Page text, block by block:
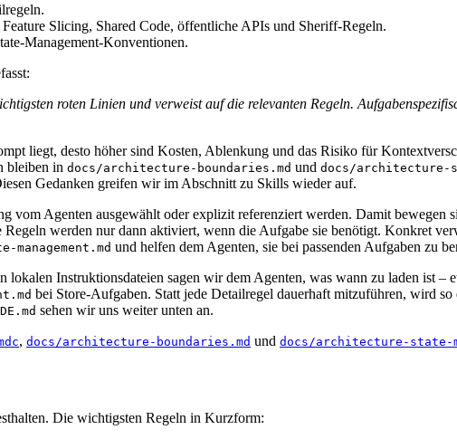
Slicing, Shared Code, öffentliche APIs und Sheriff-Regeln.
Management-Konventionen.
roten Linien und verweist auf die relevanten Regeln.
liegt, desto höher sind Kosten, Ablenkung und das Risiko für
bleiben in docs/architecture-boundaries.md und docs/architecture-
Gedanken greifen wir im Abschnitt zu Skills wieder auf.
vom Agenten ausgewählt oder explizit referenziert werden. Damit bewegen
werden nur dann aktiviert, wenn die Aufgabe sie benötigt. Konkret
und helfen dem Agenten, sie bei passenden Aufgaben zu
Instruktionsdateien sagen wir dem Agenten, was wann zu laden ist –
bei Store-Aufgaben. Statt jede Detailregel dauerhaft mitzuführen, wird so
sehen wir uns weiter unten an.
, docs/architecture-boundaries.md und docs/architecture-state-
Die wichtigsten Regeln in Kurzform: